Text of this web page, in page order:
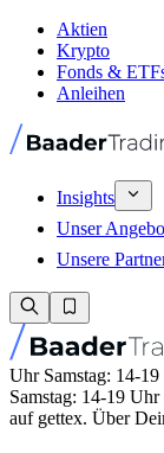
Aktien
Krypto
Fonds &
Anleihen
Insights
Unser
Unsere
Uhr Samstag: 14-
Samstag: 14-19
auf gettex. Über